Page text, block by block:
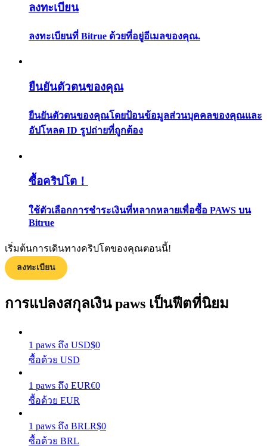
แนะนำ
เรียนรู้วิธีการรักษาผลกำไร
ลงทะเบียน
ลงทะเบียนที่ Bitrue ด้วยที่อยู่อีเมลของคุณ.
ยืนยันตัวตนของคุณ
ยืนยันตัวตนของคุณโดยป้อนข้อมูลส่วนบุคคลของคุณและ
อัปโหลด ID รูปถ่ายที่ถูกต้อง
ซื้อคริปโต！
ใช้ตัวเลือกการชำระเงินที่หลากหลายเพื่อซื้อ PAWS บน
Bitrue
เริ่มต้นการเดินทางคริปโตของคุณตอนนี้!
ลงทะเบียน
การแปลงสกุลเงิน paws เป็นฟีตที่นิยม
1 paws ถึง USD$0
ซื้อด้วย USD
1 paws ถึง EUR€0
ซื้อด้วย EUR
1 paws ถึง BRLR$0
ซื้อด้วย BRL